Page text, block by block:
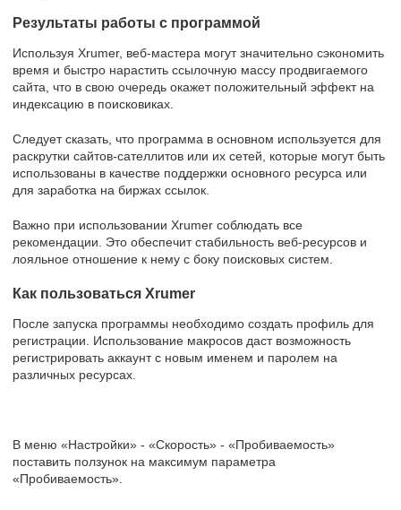
Результаты работы с программой
Используя Xrumer, веб-мастера могут значительно сэкономить
время и быстро нарастить ссылочную массу продвигаемого
сайта, что в свою очередь окажет положительный эффект на
индексацию в поисковиках.
Следует сказать, что программа в основном используется для
раскрутки сайтов-сателлитов или их сетей, которые могут быть
использованы в качестве поддержки основного ресурса или
для заработка на биржах ссылок.
Важно при использовании Xrumer соблюдать все
рекомендации. Это обеспечит стабильность веб-ресурсов и
лояльное отношение к нему с боку поисковых систем.
Как пользоваться Xrumer
После запуска программы необходимо создать профиль для
регистрации. Использование макросов даст возможность
регистрировать аккаунт с новым именем и паролем на
различных ресурсах.
В меню «Настройки» - «Скорость» - «Пробиваемость»
поставить ползунок на максимум параметра
«Пробиваемость».